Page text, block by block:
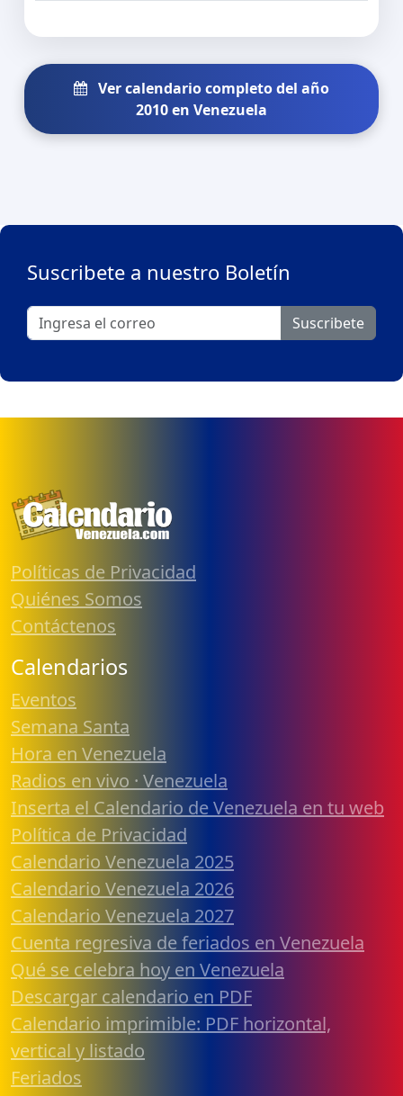
Ver calendario completo del año
2010 en Venezuela
Suscribete a nuestro Boletín
Suscribete
Políticas de Privacidad
Quiénes Somos
Contáctenos
Calendarios
Eventos
Semana Santa
Hora en Venezuela
Radios en vivo · Venezuela
Inserta el Calendario de Venezuela en tu web
Política de Privacidad
Calendario Venezuela 2025
Calendario Venezuela 2026
Calendario Venezuela 2027
Cuenta regresiva de feriados en Venezuela
Qué se celebra hoy en Venezuela
Descargar calendario en PDF
Calendario imprimible: PDF horizontal,
vertical y listado
Feriados